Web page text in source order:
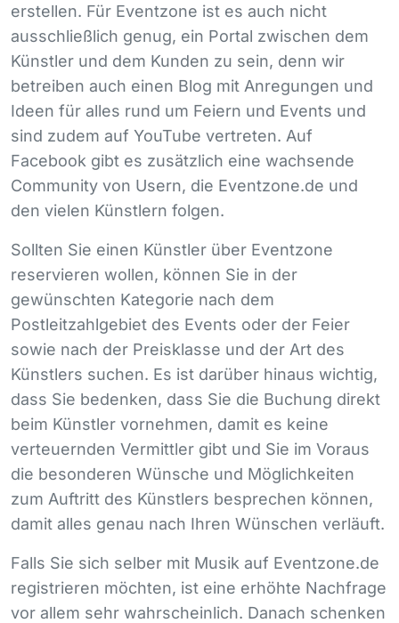
erstellen. Für Eventzone ist es auch nicht
ausschließlich genug, ein Portal zwischen dem
Künstler und dem Kunden zu sein, denn wir
betreiben auch einen Blog mit Anregungen und
Ideen für alles rund um Feiern und Events und
sind zudem auf YouTube vertreten. Auf
Facebook gibt es zusätzlich eine wachsende
Community von Usern, die Eventzone.de und
den vielen Künstlern folgen.
Sollten Sie einen Künstler über Eventzone
reservieren wollen, können Sie in der
gewünschten Kategorie nach dem
Postleitzahlgebiet des Events oder der Feier
sowie nach der Preisklasse und der Art des
Künstlers suchen. Es ist darüber hinaus wichtig,
dass Sie bedenken, dass Sie die Buchung direkt
beim Künstler vornehmen, damit es keine
verteuernden Vermittler gibt und Sie im Voraus
die besonderen Wünsche und Möglichkeiten
zum Auftritt des Künstlers besprechen können,
damit alles genau nach Ihren Wünschen verläuft.
Falls Sie sich selber mit Musik auf Eventzone.de
registrieren möchten, ist eine erhöhte Nachfrage
vor allem sehr wahrscheinlich. Danach schenken